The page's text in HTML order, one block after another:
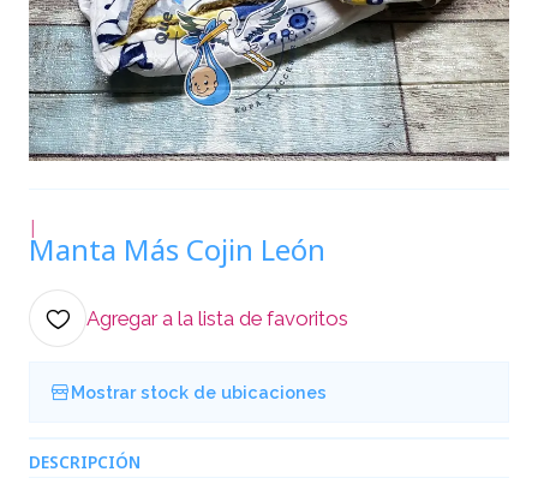
|
Manta Más Cojin León
Agregar a la lista de favoritos
Mostrar stock de ubicaciones
DESCRIPCIÓN